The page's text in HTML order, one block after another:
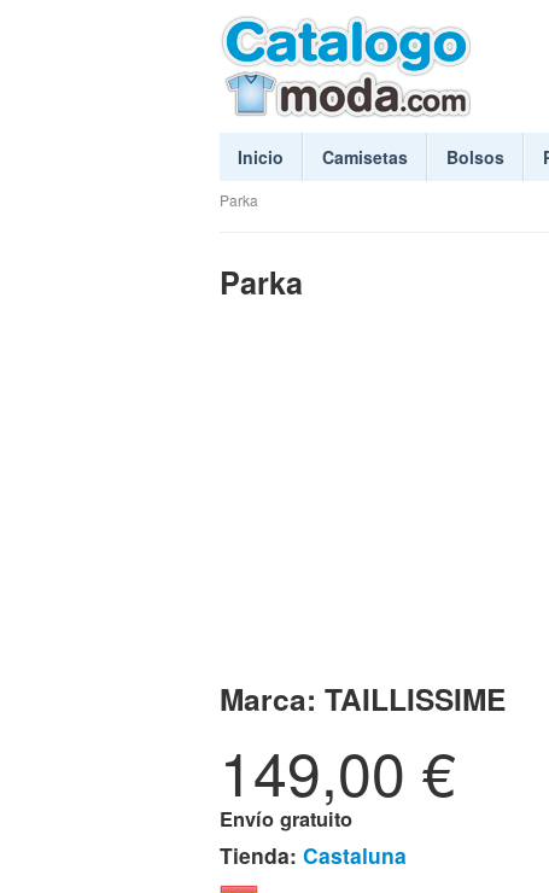
Inicio Camisetas Bolsos
Parka
Parka
Marca: TAILLISSIME
149,00 €
Envío gratuito
Tienda: Castaluna